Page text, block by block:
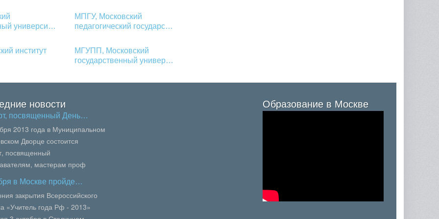
универси…
МПГУ, Московский
педагогический государс…
институт
МГУПП, Московский
государственный универ…
новости
посвященный День…
2013 года в Муниципальном
Дворце состоится
посвященный
мастерам проф
педагогам колледжей и
сей...
в Москве пройде…
закрытия Всероссийского
«Учитель года Рф - 2013»
Образование в Москве